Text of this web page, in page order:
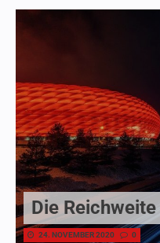
Die
24. NOVEMBER 2020 0